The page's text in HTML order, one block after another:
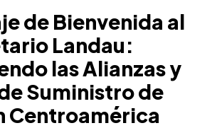
de Bienvenida al
Landau:
las Alianzas y
Suministro de
Centroamérica